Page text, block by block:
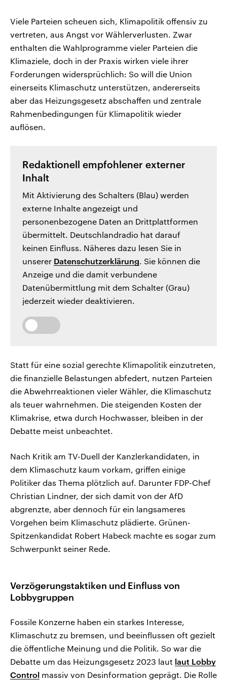
Viele Parteien scheuen sich, Klimapolitik offensiv zu
vertreten, aus Angst vor Wählerverlusten. Zwar
enthalten die Wahlprogramme vieler Parteien die
Klimaziele, doch in der Praxis wirken viele ihrer
Forderungen widersprüchlich: So will die Union
einerseits Klimaschutz unterstützen, andererseits
aber das Heizungsgesetz abschaffen und zentrale
Rahmenbedingungen für Klimapolitik wieder
auflösen.
Redaktionell empfohlener externer
Inhalt
Mit Aktivierung des Schalters (Blau) werden
externe Inhalte angezeigt und
personenbezogene Daten an Drittplattformen
übermittelt. Deutschlandradio hat darauf
keinen Einfluss. Näheres dazu lesen Sie in
unserer Datenschutzerklärung. Sie können die
Anzeige und die damit verbundene
Datenübermittlung mit dem Schalter (Grau)
jederzeit wieder deaktivieren.
Statt für eine sozial gerechte Klimapolitik einzutreten,
die finanzielle Belastungen abfedert, nutzen Parteien
die Abwehrreaktionen vieler Wähler, die Klimaschutz
als teuer wahrnehmen. Die steigenden Kosten der
Klimakrise, etwa durch Hochwasser, bleiben in der
Debatte meist unbeachtet.
Nach Kritik am TV-Duell der Kanzlerkandidaten, in
dem Klimaschutz kaum vorkam, griffen einige
Politiker das Thema plötzlich auf. Darunter FDP-Chef
Christian Lindner, der sich damit von der AfD
abgrenzte, aber dennoch für ein langsameres
Vorgehen beim Klimaschutz plädierte. Grünen-
Spitzenkandidat Robert Habeck machte es sogar zum
Schwerpunkt seiner Rede.
Verzögerungstaktiken und Einfluss von
Lobbygruppen
Fossile Konzerne haben ein starkes Interesse,
Klimaschutz zu bremsen, und beeinflussen oft gezielt
die öffentliche Meinung und die Politik. So war die
Debatte um das Heizungsgesetz 2023 laut laut Lobby
Control massiv von Desinformation geprägt. Die Rolle